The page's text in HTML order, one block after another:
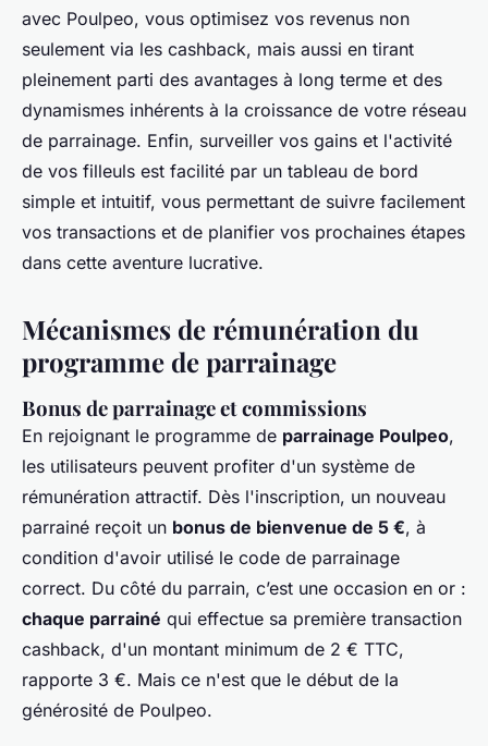
avec Poulpeo, vous optimisez vos revenus non
seulement via les cashback, mais aussi en tirant
pleinement parti des avantages à long terme et des
dynamismes inhérents à la croissance de votre réseau
de parrainage. Enfin, surveiller vos gains et l'activité
de vos filleuls est facilité par un tableau de bord
simple et intuitif, vous permettant de suivre facilement
vos transactions et de planifier vos prochaines étapes
dans cette aventure lucrative.
Mécanismes de rémunération du
programme de parrainage
Bonus de parrainage et commissions
En rejoignant le programme de parrainage Poulpeo,
les utilisateurs peuvent profiter d'un système de
rémunération attractif. Dès l'inscription, un nouveau
parrainé reçoit un bonus de bienvenue de 5 €, à
condition d'avoir utilisé le code de parrainage
correct. Du côté du parrain, c’est une occasion en or :
chaque parrainé qui effectue sa première transaction
cashback, d'un montant minimum de 2 € TTC,
rapporte 3 €. Mais ce n'est que le début de la
générosité de Poulpeo.